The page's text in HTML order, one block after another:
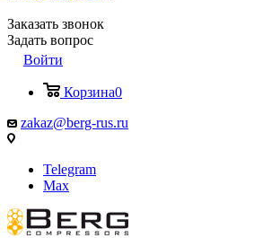
Заказать звонок
Задать вопрос
Войти
Корзина0
zakaz@berg-rus.ru
Telegram
Max